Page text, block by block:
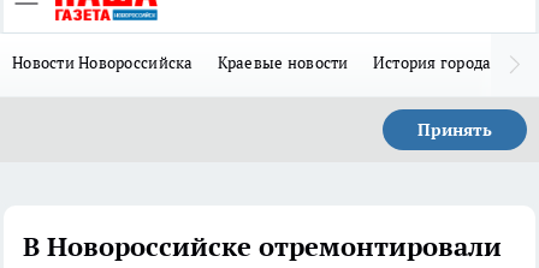
Новости Новороссийска Краевые новости История города Н
Принять
В Новороссийске отремонтировали